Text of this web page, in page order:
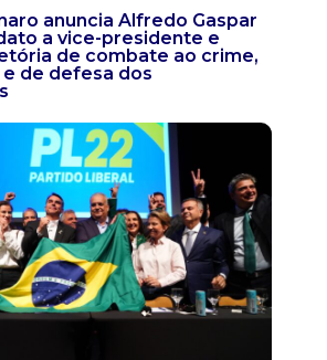
anuncia Alfredo Gaspar
a vice-presidente e
de combate ao crime,
de defesa dos